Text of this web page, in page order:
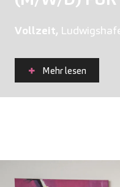
Vollzeit,
Mehr lesen